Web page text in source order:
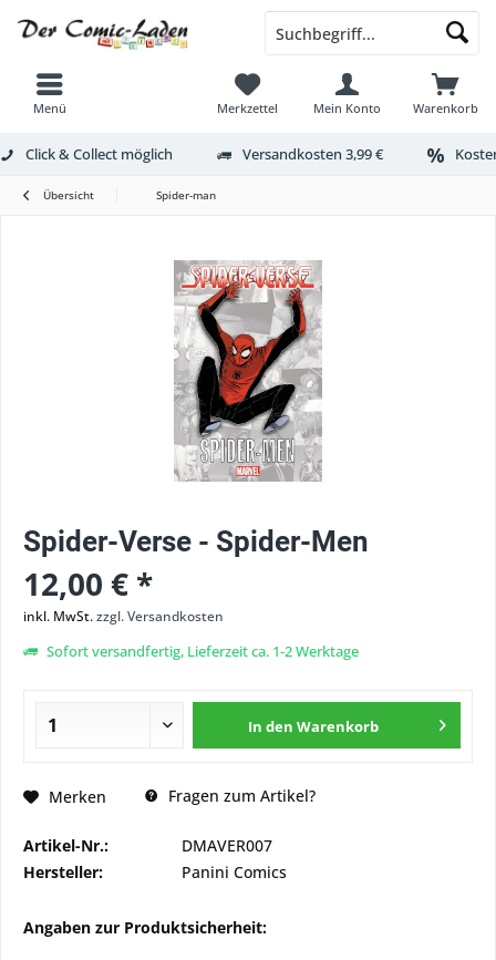
Menü Warenkorb
Merkzettel Mein Konto
Click & Collect möglich Versandkosten 3,99 €
Übersicht Spider-man
Spider-Verse - Spider-Men
12,00 € *
inkl. MwSt.zzgl. Versandkosten
Sofort versandfertig, Lieferzeit ca. 1-2 Werktage
In den Warenkorb
Merken Fragen zum Artikel?
Artikel-Nr.:
DMAVER007
Hersteller:
Panini Comics
Angaben zur Produktsicherheit: